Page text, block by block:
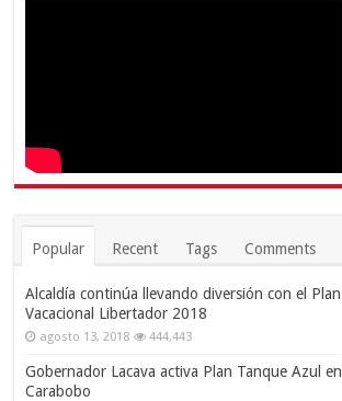
Popular Recent Tags Comments
Alcaldía continúa llevando diversión con el Plan
Vacacional Libertador 2018
agosto 13, 2018 444,443
Gobernador Lacava activa Plan Tanque Azul en
Carabobo